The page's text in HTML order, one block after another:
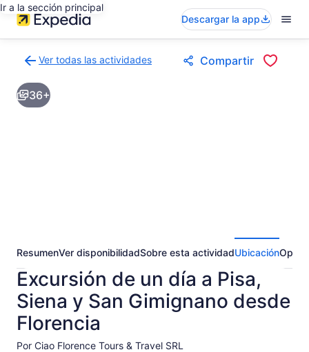
Ir a la sección principal
Descargar la app
Ver todas las actividades
a
la
página
Compartir
36+
ResumenVer disponibilidadSobre esta actividadUbicación
Excursión de un día a Pisa,
Siena y San Gimignano desde
Florencia
Por Ciao Florence Tours & Travel SRL